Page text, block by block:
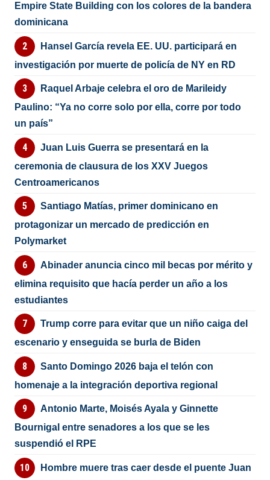
Empire State Building con los colores de la bandera
dominicana
Hansel García revela EE. UU. participará en
investigación por muerte de policía de NY en RD
Raquel Arbaje celebra el oro de Marileidy
Paulino: “Ya no corre solo por ella, corre por todo
un país”
Juan Luis Guerra se presentará en la
ceremonia de clausura de los XXV Juegos
Centroamericanos
Santiago Matías, primer dominicano en
protagonizar un mercado de predicción en
Polymarket
Abinader anuncia cinco mil becas por mérito y
elimina requisito que hacía perder un año a los
estudiantes
Trump corre para evitar que un niño caiga del
escenario y enseguida se burla de Biden
Santo Domingo 2026 baja el telón con
homenaje a la integración deportiva regional
Antonio Marte, Moisés Ayala y Ginnette
Bournigal entre senadores a los que se les
suspendió el RPE
Hombre muere tras caer desde el puente Juan